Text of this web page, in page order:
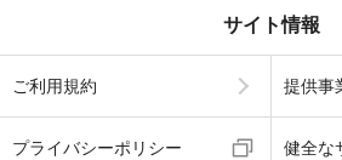
サイト情報
ご利用規約 提供事
プライバシーポリシー 健全な